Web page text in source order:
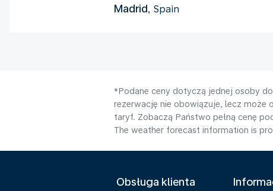
Madrid, Spain
*Podane ceny dotyczą jednej osoby
rezerwację nie obowiązuje, lecz może
taryf. Zobaczą Państwo pełną cenę
The weather forecast information is
Obsługa klienta